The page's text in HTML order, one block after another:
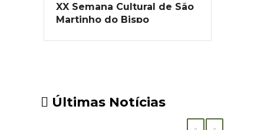
XX Semana Cultural de São
Martinho do Bispo
Últimas Notícias